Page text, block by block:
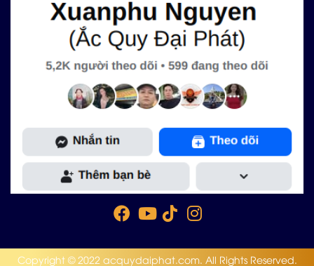
Copyright © 2022 acquydaiphat.com. All Rights Reserved.